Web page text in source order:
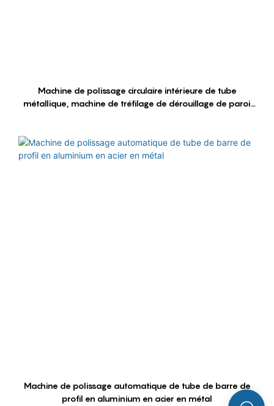
Machine de polissage circulaire intérieure de tube
métallique, machine de tréfilage de dérouillage de paroi
Machine de polissage automatique de tube de barre de
profil en aluminium en acier en métal